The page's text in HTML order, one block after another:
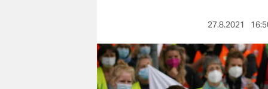
verlag
verlag
27.8.2021